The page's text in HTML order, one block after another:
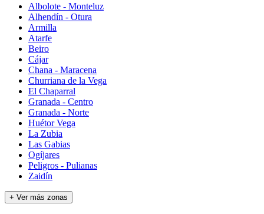
Albolote - Monteluz
Alhendín - Otura
Armilla
Atarfe
Beiro
Cájar
Chana - Maracena
Churriana de la Vega
El Chaparral
Granada - Centro
Granada - Norte
Huétor Vega
La Zubia
Las Gabias
Ogíjares
Peligros - Pulianas
Zaidín
+ Ver más zonas